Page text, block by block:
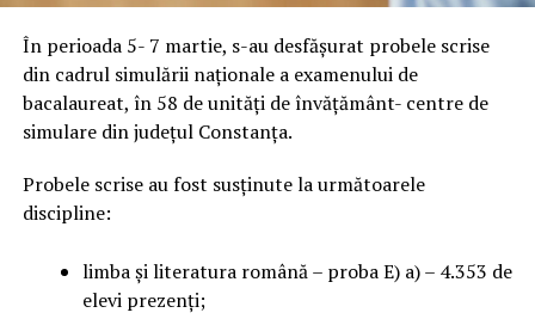
În perioada 5- 7 martie, s-au desfășurat probele scrise
din cadrul simulării naționale a examenului de
bacalaureat, în 58 de unități de învățământ- centre de
simulare din județul Constanța.
Probele scrise au fost susținute la următoarele
discipline:
limba și literatura română – proba E) a) – 4.353 de
elevi prezenți;